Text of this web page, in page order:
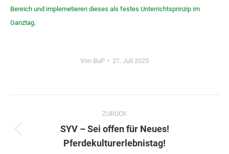
Bereich und implemetieren dieses als festes Unterrichtsprinzip im
Ganztag.
Von BuP 21. Juli 2025
ZURÜCK
Vorheriger
Beitrag:
SYV – Sei offen für Neues!
Pferdekulturerlebnistag!